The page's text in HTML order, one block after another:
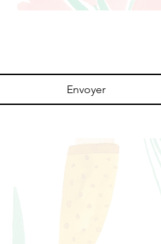
Envoyer